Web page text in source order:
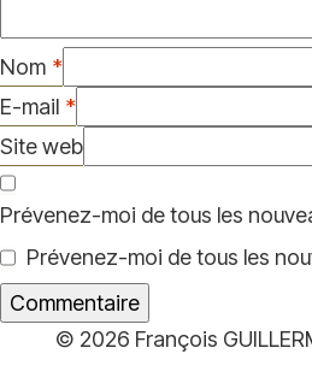
Nom *
E-mail *
Site web
Prévenez-moi de tous les
Prévenez-moi de tous les
© 2026 François